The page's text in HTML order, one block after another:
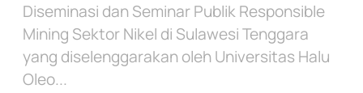
Diseminasi dan Seminar Publik Responsible
Mining Sektor Nikel di Sulawesi Tenggara
yang diselenggarakan oleh Universitas Halu
Oleo...